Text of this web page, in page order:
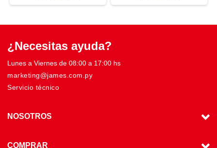
¿Necesitas ayuda?
Lunes a Viernes de 08:00 a 17:00 hs
marketing@james.com.py
Servicio técnico
NOSOTROS
COMPRAR